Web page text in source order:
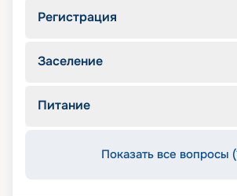
Регистрация
Заселение
Питание
Показать все вопросы